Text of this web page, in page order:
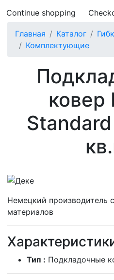
Continue shopping
Главная Каталог
Комплектующие
ковер
Немецкий производитель
материалов
Тип : Подкладочные